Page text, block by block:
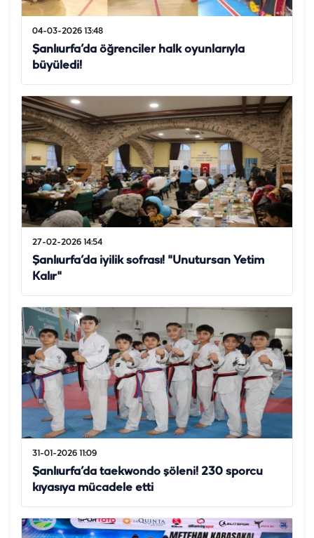
04-03-2026 13:48
Şanlıurfa’da öğrenciler halk oyunlarıyla
büyüledi!
27-02-2026 14:54
Şanlıurfa’da iyilik sofrası! "Unutursan Yetim
Kalır"
31-01-2026 11:09
Şanlıurfa’da taekwondo şöleni! 230 sporcu
kıyasıya mücadele etti